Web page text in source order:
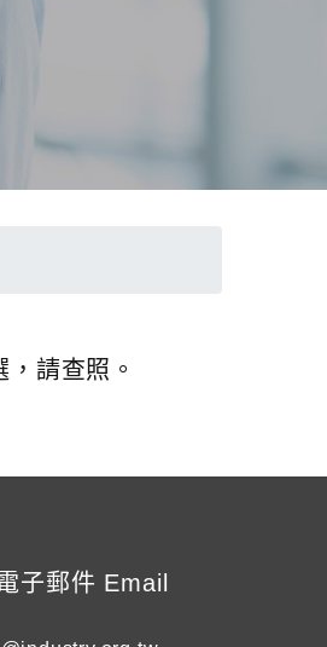
請查照。
子郵件 Email